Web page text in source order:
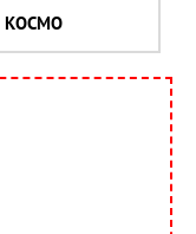
КОСМО